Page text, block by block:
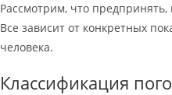
Рассмотрим, что предпринять,
Все зависит от конкретных
человека.
Классификация